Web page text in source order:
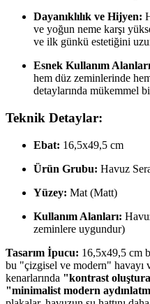
Dayanıklılık ve Hijyen:
ve yoğun neme karşı
ve ilk günkü estetiğini
Esnek Kullanım
hem düz zeminlerinde
detaylarında mükemmel
Teknik Detaylar:
Ebat: 16,5x49,5 cm
Ürün Grubu: Havuz
Yüzey: Mat (Matt)
Kullanım Alanları:
zeminlere uygundur)
Tasarım İpucu: 16,5x49,5 cm
bu "çizgisel ve modern" havayı
kenarlarında "kontrast
"minimalist modern